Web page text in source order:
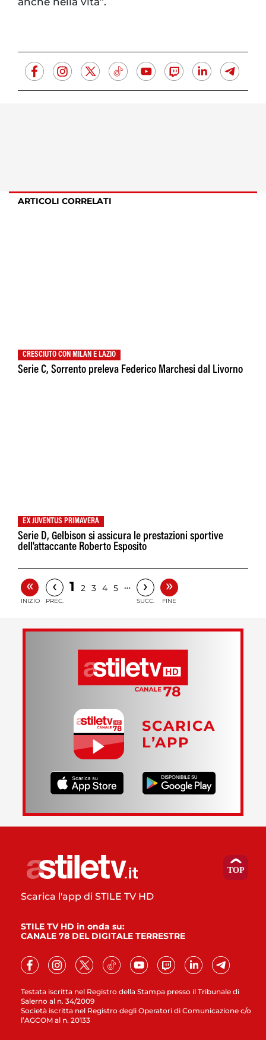
ARTICOLI CORRELATI
CRESCIUTO CON MILAN E LAZIO
Serie C, Sorrento preleva Federico Marchesi dal Livorno
EX JUVENTUS PRIMAVERA
Serie D, Gelbison si assicura le prestazioni sportive
dell'attaccante Roberto Esposito
«
INIZIO
‹
PREC.
1 2 3 4 5 … ›
SUCC.
»
FINE
SCARICA
L’APP
Testata iscritta nel Registro della Stampa presso il Tribunale di
Salerno al n. 34/2009
Società iscritta nel Registro degli Operatori di Comunicazione c/o
l’AGCOM al n. 20133
Scarica l'app di STILE TV HD
STILE TV HD in onda su:
CANALE 78 DEL DIGITALE TERRESTRE